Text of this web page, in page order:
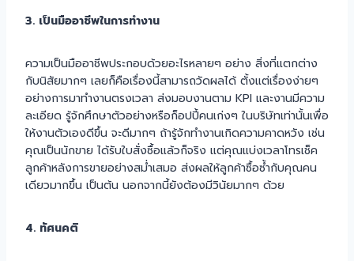
3. เป็นมืออาชีพในการทำงาน
ความเป็นมืออาชีพประกอบด้วยอะไรหลายๆ อย่าง สิ่งที่แตกต่าง
กับนิสัยมากๆ เลยก็คือเรื่องนี้สามารถวัดผลได้ ตั้งแต่เรื่องง่ายๆ
อย่างการมาทำงานตรงเวลา ส่งมอบงานตาม KPI และงานมีความ
ละเอียด รู้จักศึกษาตัวอย่างหรือก็อปปี้คนเก่งๆ ในบริษัทเท่านั้นเพื่อ
ให้งานตัวเองดีขึ้น จะดีมากๆ ถ้ารู้จักทำงานเกิดความคาดหวัง เช่น
คุณเป็นนักขาย ได้รับใบสั่งซื้อแล้วก็จริง แต่คุณแบ่งเวลาโทรเช็ค
ลูกค้าหลังการขายอย่างสม่ำเสมอ ส่งผลให้ลูกค้าซื้อซ้ำกับคุณคน
เดียวมากขึ้น เป็นต้น นอกจากนี้ยังต้องมีวินัยมากๆ ด้วย
4. ทัศนคติ